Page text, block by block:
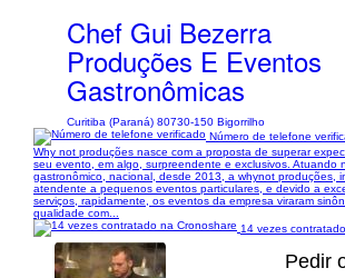
Chef Gui Bezerra
Produções E Eventos
Gastronômicas
Curitiba (Paraná) 80730-150 Bigorrilho
Número de telefone
Why not produções nasce com a proposta de superar
seu evento, em algo, surpreendente e exclusivos. Atuando
gastronômico, nacional, desde 2013, a whynot produções,
atendente a pequenos eventos particulares, e devido a
serviços, rapidamente, os eventos da empresa viraram
qualidade com...
14 vezes
Pedir